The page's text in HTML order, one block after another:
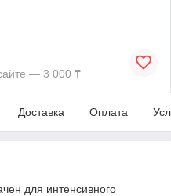
— 3 000 ₸
Доставка Оплата
для интенсивного